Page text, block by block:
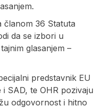
članom 36 Statuta
da se izbori u
glasanjem –
predstavnik EU
i SAD, te OHR pozivaju
odgovornost i hitno